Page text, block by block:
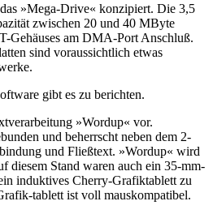
»Mega-Drive« konzipiert. Die 3,5
zwischen 20 und 40 MByte
Gehäuses am DMA-Port Anschluß.
sind voraussichtlich etwas
gibt es zu berichten.
»Wordup« vor.
und beherrscht neben dem 2-
und Fließtext. »Wordup« wird
diesem Stand waren auch ein 35-mm-
induktives Cherry-Grafiktablett zu
tablett ist voll mauskompatibel.